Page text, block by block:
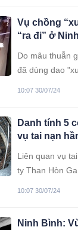
Vụ chồng
“ra đi” ở
la hét trong
Do mâu thuẫn
đã dùng dao
10:07 30/07/24
Danh tính 5
vụ tai nạn
tuổi
Liên quan vụ
ty Than Hòn
10:07 30/07/24
Ninh Bình: